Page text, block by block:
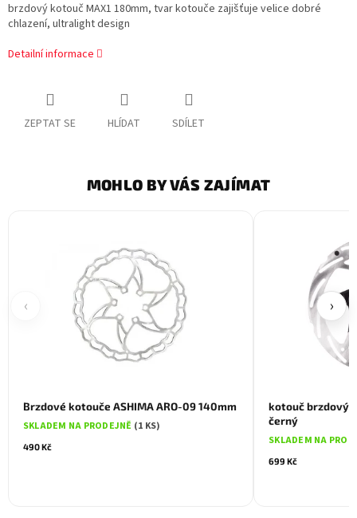
brzdový kotouč MAX1 180mm, tvar kotouče zajišťuje velice dobré
chlazení, ultralight design
Detailní informace
ZEPTAT SE HLÍDAT SDÍLET
MOHLO BY VÁS ZAJÍMAT
‹
Brzdové kotouče ASHIMA ARO-09 140mm
SKLADEM NA PRODEJNĚ (1 KS)
490 Kč
kotouč brzdový
černý
SKLADEM NA
699 Kč
›